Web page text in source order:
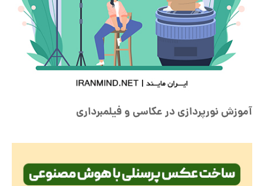
آموزش نورپردازی در عکاسی و فیلمبرداری